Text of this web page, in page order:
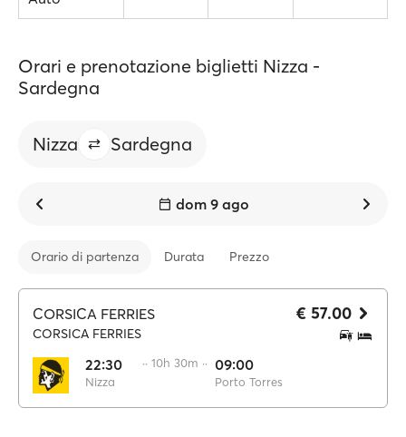
Orari e prenotazione biglietti Nizza -
Sardegna
Nizza Sardegna
dom 9 ago
Orario di partenza Durata Prezzo
CORSICA FERRIES
CORSICA FERRIES
22:30
Nizza
·· 10h 30m ·· 09:00
Porto Torres
€ 57.00